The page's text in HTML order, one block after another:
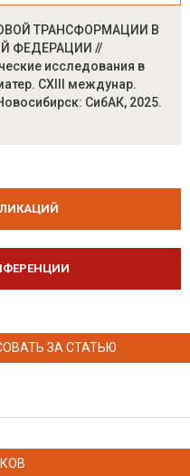
ТРАНСФОРМАЦИИ В
ФЕДЕРАЦИИ //
исследования в
CXIII междунар.
СибАК, 2025.
ЗА СТАТЬЮ